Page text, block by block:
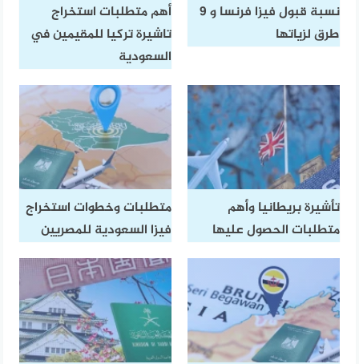
نسبة قبول فيزا فرنسا و 9
طرق لزياتها
أهم متطلبات استخراج
تاشيرة تركيا للمقيمين في
السعودية
تأشيرة بريطانيا وأهم
متطلبات الحصول عليها
متطلبات وخطوات استخراج
فيزا السعودية للمصريين